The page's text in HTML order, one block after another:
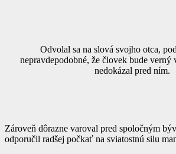
Odvolal sa na slová svojho otca,
nepravdepodobné, že človek bude verný
nedokázal pred ním.
Zároveň dôrazne varoval pred spoločným
odporučil radšej počkať na sviatostnú silu